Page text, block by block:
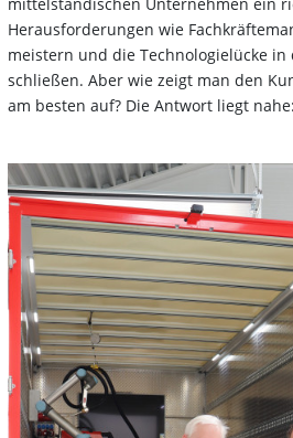
Herausforderungen wie
meistern und die Technologielücke
schließen. Aber wie zeigt man den
am besten auf? Die Antwort liegt